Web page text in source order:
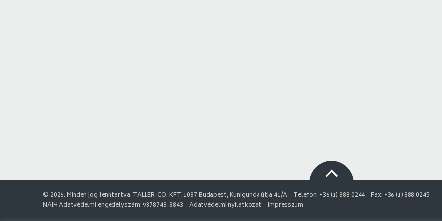
© 2026. Minden jog fenntartva. TALLÉR-CO. KFT. 1037 Budapest, Kunigunda útja 41/A Telefon: +36 (1) 388 0244
Fax: +36 (1) 388 0245
NAIH Adatvédelmi engedélyszám: 9878743-3843
Adatvédelmi nyilatkozat Impresszum